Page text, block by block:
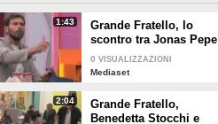
1:43
Grande Fratello, lo
scontro tra Jonas Pepe
e Domenico D'Alterio
0 VISUALIZZAZIONI
Mediaset
2:04
Grande Fratello,
Benedetta Stocchi e